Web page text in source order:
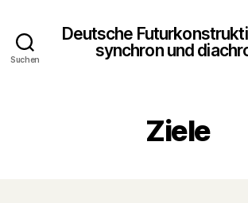
Suchen
Deutsche
synchron und
Ziele